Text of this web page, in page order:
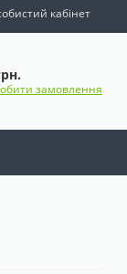
кабінет
замовлення